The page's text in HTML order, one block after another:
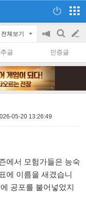
전체보기
공
on/off
검
색
글
쓰
글 인증글
05-20 13:26:49
에서 모험가들은 능숙
에 이름을 새겼습니
공포를 불어넣었지